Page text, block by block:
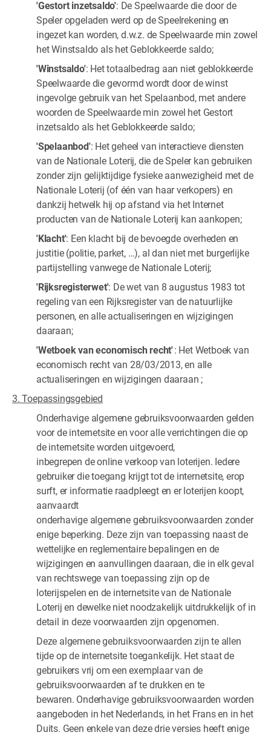
'Gestort inzetsaldo': De Speelwaarde die door de
Speler opgeladen werd op de Speelrekening en
ingezet kan worden, d.w.z. de Speelwaarde min zowel
het Winstsaldo als het Geblokkeerde saldo;
'Winstsaldo': Het totaalbedrag aan niet geblokkeerde
Speelwaarde die gevormd wordt door de winst
ingevolge gebruik van het Spelaanbod, met andere
woorden de Speelwaarde min zowel het Gestort
inzetsaldo als het Geblokkeerde saldo;
'Spelaanbod': Het geheel van interactieve diensten
van de Nationale Loterij, die de Speler kan gebruiken
zonder zijn gelijktijdige fysieke aanwezigheid met de
Nationale Loterij (of één van haar verkopers) en
dankzij hetwelk hij op afstand via het Internet
producten van de Nationale Loterij kan aankopen;
'Klacht': Een klacht bij de bevoegde overheden en
justitie (politie, parket, …), al dan niet met burgerlijke
partijstelling vanwege de Nationale Loterij;
'Rijksregisterwet': De wet van 8 augustus 1983 tot
regeling van een Rijksregister van de natuurlijke
personen, en alle actualiseringen en wijzigingen
daaraan;
'Wetboek van economisch recht': Het Wetboek van
economisch recht van 28/03/2013, en alle
actualiseringen en wijzigingen daaraan ;
3. Toepassingsgebied
Onderhavige algemene gebruiksvoorwaarden gelden
voor de internetsite en voor alle verrichtingen die op
de internetsite worden uitgevoerd,
inbegrepen de online verkoop van loterijen. Iedere
gebruiker die toegang krijgt tot de internetsite, erop
surft, er informatie raadpleegt en er loterijen koopt,
aanvaardt
onderhavige algemene gebruiksvoorwaarden zonder
enige beperking. Deze zijn van toepassing naast de
wettelijke en reglementaire bepalingen en de
wijzigingen en aanvullingen daaraan, die in elk geval
van rechtswege van toepassing zijn op de
loterijspelen en de internetsite van de Nationale
Loterij en dewelke niet noodzakelijk uitdrukkelijk of in
detail in deze voorwaarden zijn opgenomen.
Deze algemene gebruiksvoorwaarden zijn te allen
tijde op de internetsite toegankelijk. Het staat de
gebruikers vrij om een exemplaar van de
gebruiksvoorwaarden af te drukken en te
bewaren. Onderhavige gebruiksvoorwaarden worden
aangeboden in het Nederlands, in het Frans en in het
Duits. Geen enkele van deze drie versies heeft enige